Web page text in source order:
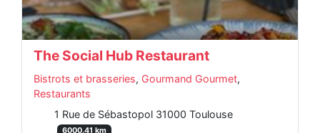
The Social Hub Restaurant
Bistrots et brasseries, Gourmand Gourmet,
Restaurants
1 Rue de Sébastopol 31000 Toulouse
6000.41 km